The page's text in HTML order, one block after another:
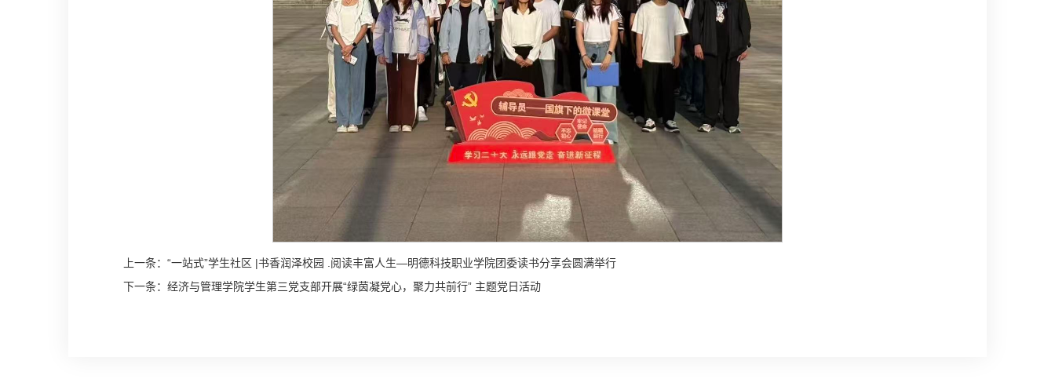
上一条： “一站式”学生社区 |书香润泽校园 .阅读丰富人生—明德科技职业学院团委读书分享会圆满举行
下一条： 经济与管理学院学生第三党支部开展“绿茵凝党心，聚力共前行” 主题党日活动